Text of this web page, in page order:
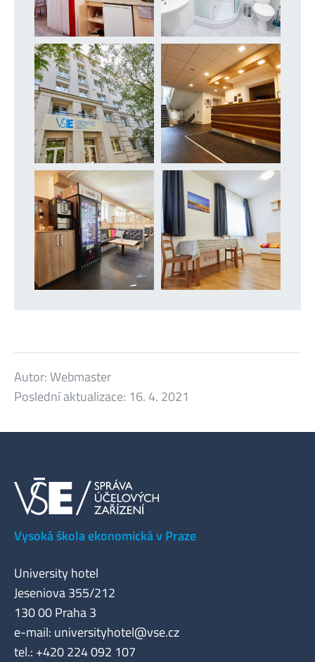
Autor:Webmaster
Poslední aktualizace: 16. 4. 2021
Vysoká škola ekonomická v Praze
University hotel
Jeseniova 355/212
130 00 Praha 3
e-mail: universityhotel@vse.cz
tel.: +420 224 092 107